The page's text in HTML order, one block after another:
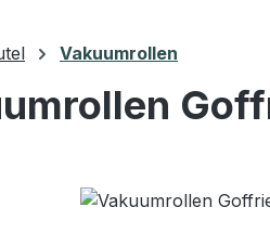
Vakuumrollen
überspringen